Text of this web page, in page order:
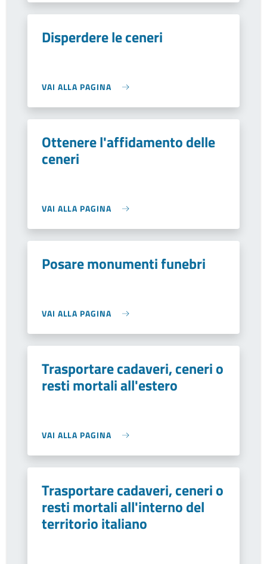
Disperdere le ceneri
VAI ALLA PAGINA
Ottenere l'affidamento delle
ceneri
VAI ALLA PAGINA
Posare monumenti funebri
VAI ALLA PAGINA
Trasportare cadaveri, ceneri o
resti mortali all'estero
VAI ALLA PAGINA
Trasportare cadaveri, ceneri o
resti mortali all'interno del
territorio italiano